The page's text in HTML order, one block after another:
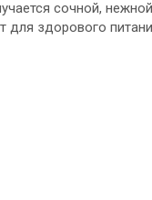
сочной,
для здорового